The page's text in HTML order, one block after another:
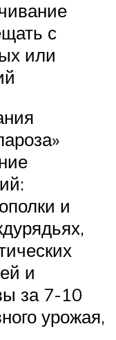
с
или
и
и
за 7-10
урожая,